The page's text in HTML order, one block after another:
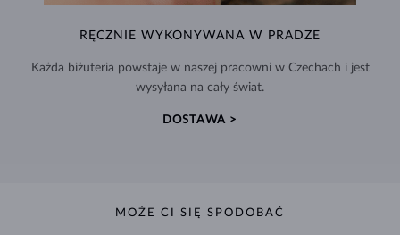
RĘCZNIE WYKONYWANA W PRADZE
Każda biżuteria powstaje w naszej pracowni w Czechach i jest
wysyłana na cały świat.
DOSTAWA >
MOŻE CI SIĘ SPODOBAĆ